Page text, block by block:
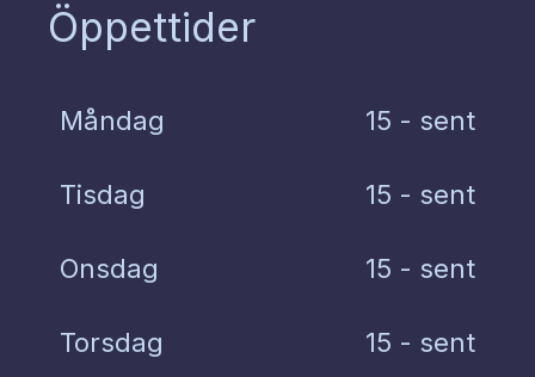
Öppettider
Måndag 15 - sent
Tisdag 15 - sent
Onsdag 15 - sent
Torsdag 15 - sent